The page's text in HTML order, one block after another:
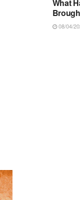
What
08/04/